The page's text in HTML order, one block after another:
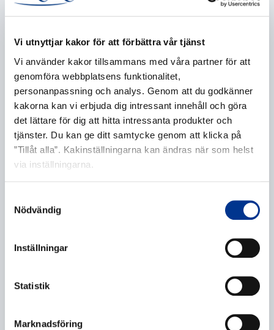
Vi utnyttjar kakor för att förbättra vår tjänst
Vi använder kakor tillsammans med våra partner för att
genomföra webbplatsens funktionalitet,
personanpassning och analys. Genom att du godkänner
kakorna kan vi erbjuda dig intressant innehåll och göra
det lättare för dig att hitta intressanta produkter och
tjänster. Du kan ge ditt samtycke genom att klicka på
”Tillåt alla”. Kakinställningarna kan ändras när som helst
via inställningarna.
Nödvändig
Inställningar
Statistik
Marknadsföring
Företag *
E-post *
Telefonnummer
Ytterligare information